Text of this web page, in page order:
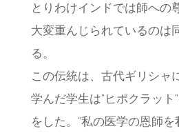
とりわけインドでは師への
大変重んじられているのは
る。
この伝統は、古代ギリシャ
学んだ学生は”ヒポクラッ
をした。”私の医学の恩師